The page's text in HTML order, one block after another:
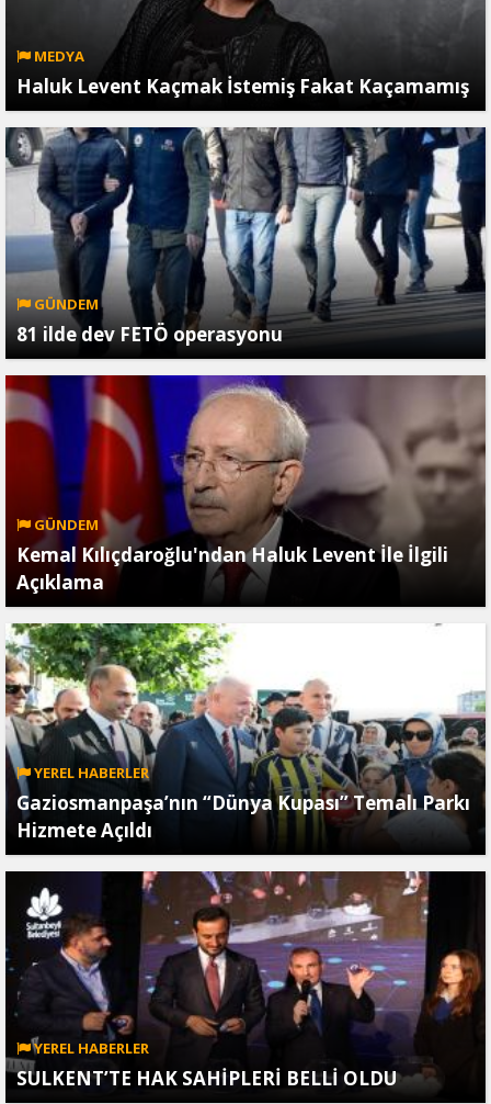
MEDYA
Haluk Levent Kaçmak İstemiş Fakat Kaçamamış
GÜNDEM
81 ilde dev FETÖ operasyonu
GÜNDEM
Kemal Kılıçdaroğlu'ndan Haluk Levent İle İlgili
Açıklama
YEREL HABERLER
Gaziosmanpaşa’nın “Dünya Kupası” Temalı Parkı
Hizmete Açıldı
YEREL HABERLER
SULKENT’TE HAK SAHİPLERİ BELLİ OLDU